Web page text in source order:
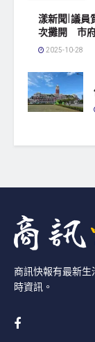
漾新聞|議員
次攤開 市
2025-10-28
商訊快報有最新
時資訊。